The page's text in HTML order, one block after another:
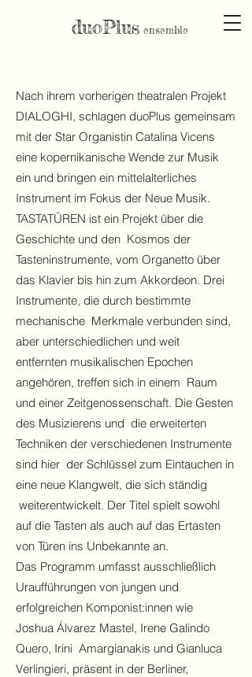
duoPlus ensemble
Nach ihrem vorherigen theatralen Projekt
DIALOGHI, schlagen duoPlus gemeinsam
mit der Star Organistin Catalina Vicens
eine kopernikanische Wende zur Musik
ein und bringen ein mittelalterliches
Instrument im Fokus der Neue Musik.
TASTATÜREN ist ein Projekt über die
Geschichte und den Kosmos der
Tasteninstrumente, vom Organetto über
das Klavier bis hin zum Akkordeon. Drei
Instrumente, die durch bestimmte
mechanische Merkmale verbunden sind,
aber unterschiedlichen und weit
entfernten musikalischen Epochen
angehören, treffen sich in einem Raum
und einer Zeitgenossenschaft. Die Gesten
des Musizierens und die erweiterten
Techniken der verschiedenen Instrumente
sind hier der Schlüssel zum Eintauchen in
eine neue Klangwelt, die sich ständig
weiterentwickelt. Der Titel spielt sowohl
auf die Tasten als auch auf das Ertasten
von Türen ins Unbekannte an.
Das Programm umfasst ausschließlich
Uraufführungen von jungen und
erfolgreichen Komponist:innen wie
Joshua Álvarez Mastel, Irene Galindo
Quero, Irini Amargianakis und Gianluca
Verlingieri, präsent in der Berliner,